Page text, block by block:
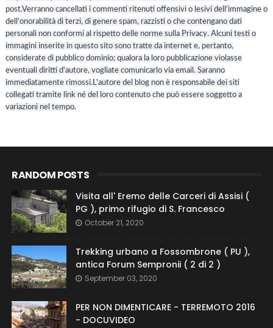
post.Verranno cancellati i commenti ritenuti offensivi o lesivi dell’immagine o
dell’onorabilità di terzi, di genere spam, razzisti o che contengano dati
personali non conformi al rispetto delle norme sulla Privacy. Alcuni testi o
immagini inserite in questo sito sono tratte da internet e, pertanto,
considerate di pubblico dominio; qualora la loro pubblicazione violasse
eventuali diritti d'autore, vogliate comunicarlo via email. Saranno
immediatamente rimossi.L'autore del blog non è responsabile dei siti
collegati tramite link né del loro contenuto che può essere soggetto a
variazioni nel tempo.
RANDOM POSTS
Visita all' Eremo delle Carceri di Assisi (
PG ), primo rifugio di S. Francesco
October 21, 2020
Trekking urbano a Fossombrone ( PU ),
antica Forum Sempronii ( 2 di 2 )
September 03, 2020
PER NON DIMENTICARE - TERREMOTO 2016
- DOCUVIDEO